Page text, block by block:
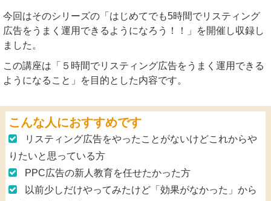
今回はそのシリーズの「はじめてでも5時間でリスティング
広告をうまく運用できるようになろう！！」を開催し収録し
ました。
この講座は「５時間でリスティング広告をうまく運用できる
ようになること」を目的とした内容です。
こんな人におすすめです
リスティング広告をやったことがないけどこれからや
りたいと思っている方
PPC広告の新人教育を任せたかった方
以前少しだけやってみたけど「効果がなかった」から